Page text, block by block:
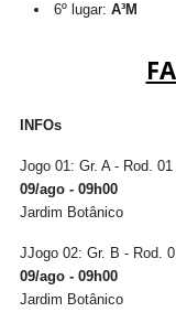
6º lugar: A³M
INFOs
Jogo 01: Gr. A - Rod. 01
09/ago - 09h00
Jardim Botânico
JJogo 02: Gr. B - Rod.
09/ago - 09h00
Jardim Botânico